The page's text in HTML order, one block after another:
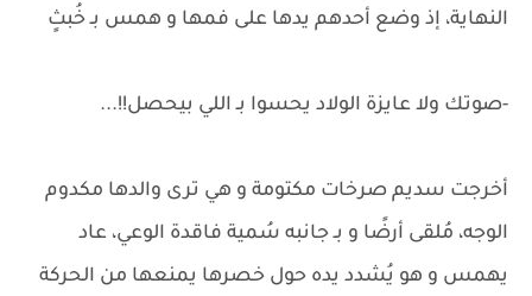
النهاية، إذ وضع أحدهم يدها على فمها و همس بـ خُبثٍ
-صوتك ولا عايزة الولاد يحسوا بـ اللي بيحصل!!...
أخرجت سديم صرخات مكتومة و هي ترى والدها مكدوم
الوجه، مُلقى أرضًا و بـ جانبه سُمية فاقدة الوعي، عاد
يهمس و هو يُشدد يده حول خصرها يمنعها من الحركة